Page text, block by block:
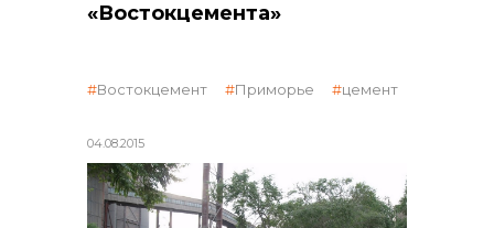
общая информация
реализация неликвидов
«Востокцемента»
04.08.2015
Востокцемент Приморье цемент